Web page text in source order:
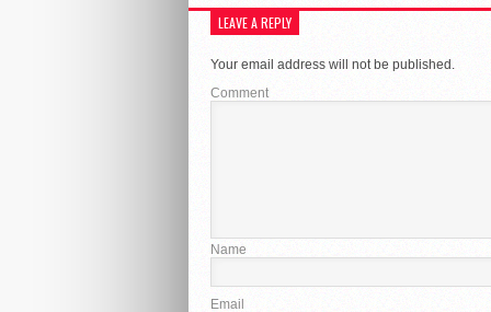
LEAVE A REPLY
Your email address will not be published.
Comment
Name
Email